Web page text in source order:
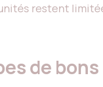
restent
de bons